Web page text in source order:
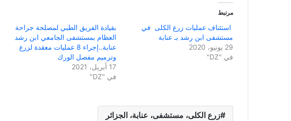
مرتبط
استئناف عمليات زرع الكلى في
مستشفى ابن رشد بـ عنابة
29 يونيو، 2020
في "DZ"
بقيادة الفريق الطبي لمصلحة جراحة
العظام بمستشفى الجامعي ابن رشد
عنابة..إجراء 8 عمليات معقدة لزرع
وترميم مفصل الورك
17 أبريل، 2021
في "DZ"
زرع الكلى، مستشفى، عنابة، الجزائر